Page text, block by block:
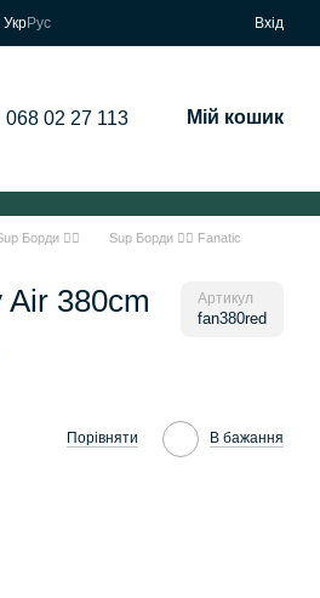
УкрРус Вхід
068 02 27 113 Мій кошик
Борди 🏄‍♂️
Sup Борди 🏄‍♂️ Fanatic
380cm
Артикул
fan380red
Порівняти В бажання